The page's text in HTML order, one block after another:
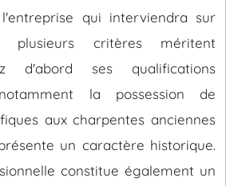
qui interviendra sur
plusieurs critères méritent
d'abord ses qualifications
notamment la possession de
aux charpentes anciennes
un caractère historique.
constitue également un